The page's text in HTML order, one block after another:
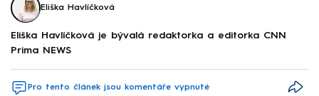
Eliška Havlíčková
Eliška Havlíčková je bývalá redaktorka a editorka CNN
Prima NEWS
Pro tento článek jsou komentáře vypnuté